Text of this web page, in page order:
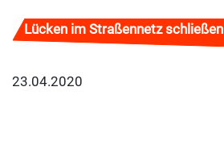
Lücken im Straßennetz schließen
23.04.2020